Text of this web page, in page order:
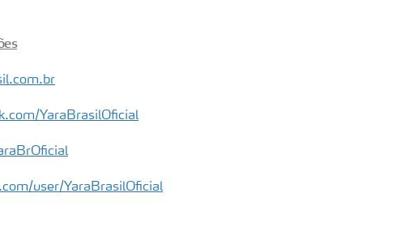
YaraBrasilOficial
user/YaraBrasilOficial